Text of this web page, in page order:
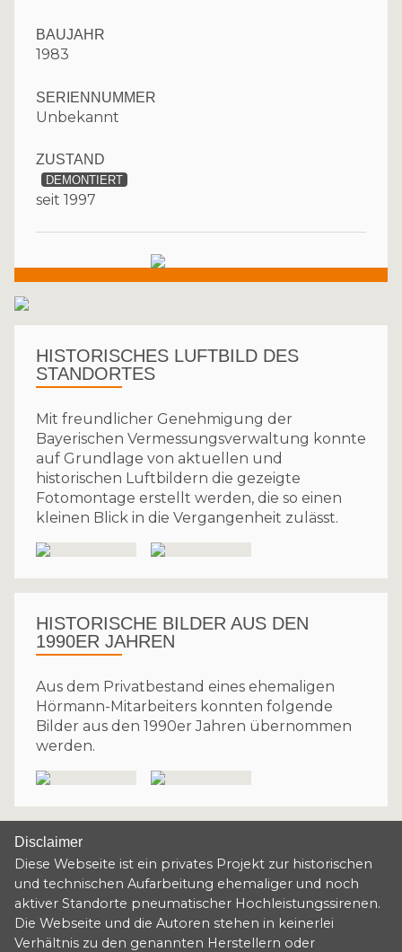
BAUJAHR
1983
SERIENNUMMER
Unbekannt
ZUSTAND
DEMONTIERT
seit 1997
HISTORISCHES LUFTBILD DES
STANDORTES
Mit freundlicher Genehmigung der
Bayerischen Vermessungsverwaltung konnte
auf Grundlage von aktuellen und
historischen Luftbildern die gezeigte
Fotomontage erstellt werden, die so einen
kleinen Blick in die Vergangenheit zulässt.
HISTORISCHE BILDER AUS DEN
1990ER JAHREN
Aus dem Privatbestand eines ehemaligen
Hörmann-Mitarbeiters konnten folgende
Bilder aus den 1990er Jahren übernommen
werden.
Disclaimer
Diese Webseite ist ein privates Projekt zur historischen
und technischen Aufarbeitung ehemaliger und noch
aktiver Standorte pneumatischer Hochleistungssirenen.
Die Webseite und die Autoren stehen in keinerlei
Verhältnis zu den genannten Herstellern oder